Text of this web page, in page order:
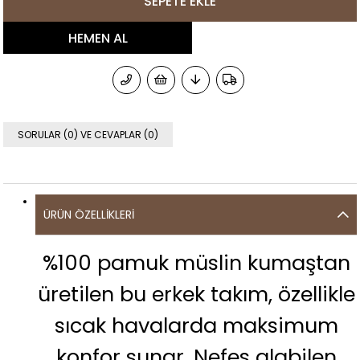
SORULAR (0) VE CEVAPLAR (0)
ÜRÜN ÖZELLIKLERI
%100 pamuk müslin kumaştan
üretilen bu erkek takım, özellikle
sıcak havalarda maksimum